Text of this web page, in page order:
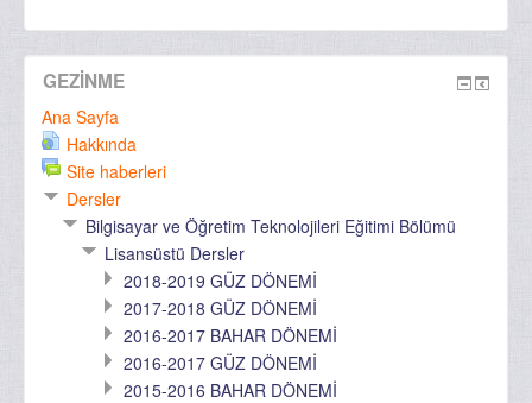
GEZINME
Ana Sayfa
Hakkında
Site haberleri
Dersler
Bilgisayar ve Öğretim Teknolojileri Eğitimi Bölümü
Lisansüstü Dersler
2018-2019 GÜZ DÖNEMİ
2017-2018 GÜZ DÖNEMİ
2016-2017 BAHAR DÖNEMİ
2016-2017 GÜZ DÖNEMİ
2015-2016 BAHAR DÖNEMİ